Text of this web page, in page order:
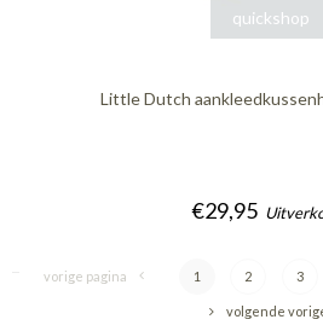
quickshop
Little Dutch
€29,95
vorige pagina 1 2 3
volgende